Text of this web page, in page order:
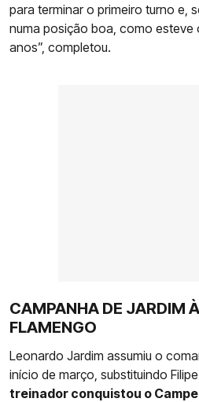
para terminar o primeiro turno e,
numa posição boa, como esteve
anos”, completou.
CAMPANHA DE JARDIM
FLAMENGO
Leonardo Jardim assumiu o
início de março, substituindo
treinador conquistou o